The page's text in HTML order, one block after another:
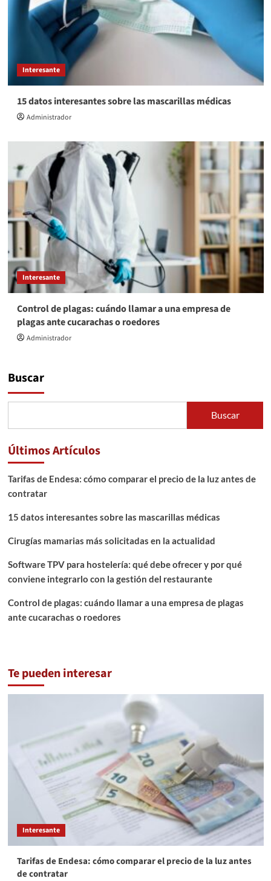
Interesante
15 datos interesantes sobre las mascarillas médicas
Administrador
Interesante
Control de plagas: cuándo llamar a una empresa de
plagas ante cucarachas o roedores
Administrador
Buscar
Buscar
Últimos Artículos
Tarifas de Endesa: cómo comparar el precio de la luz antes de
contratar
15 datos interesantes sobre las mascarillas médicas
Cirugías mamarias más solicitadas en la actualidad
Software TPV para hostelería: qué debe ofrecer y por qué
conviene integrarlo con la gestión del restaurante
Control de plagas: cuándo llamar a una empresa de plagas
ante cucarachas o roedores
Te pueden interesar
Interesante
Tarifas de Endesa: cómo comparar el precio de la luz antes
de contratar